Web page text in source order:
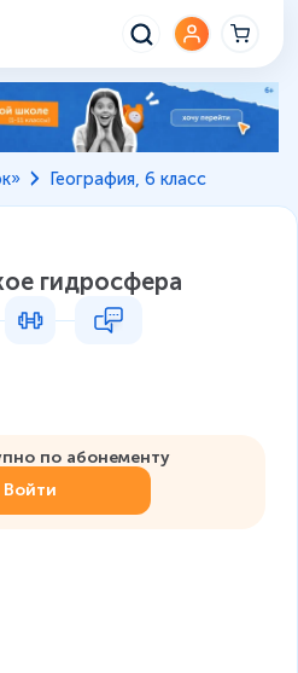
География, 6 класс
гидросфера
по абонементу
Войти